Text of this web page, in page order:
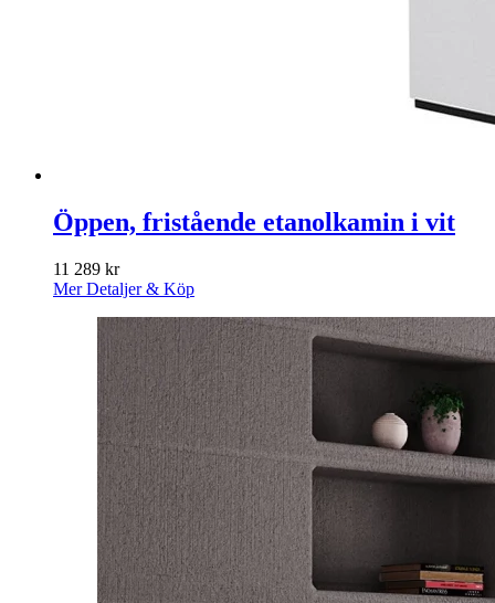
Öppen, fristående etanolkamin i vit
11 289 kr
Mer Detaljer & Köp